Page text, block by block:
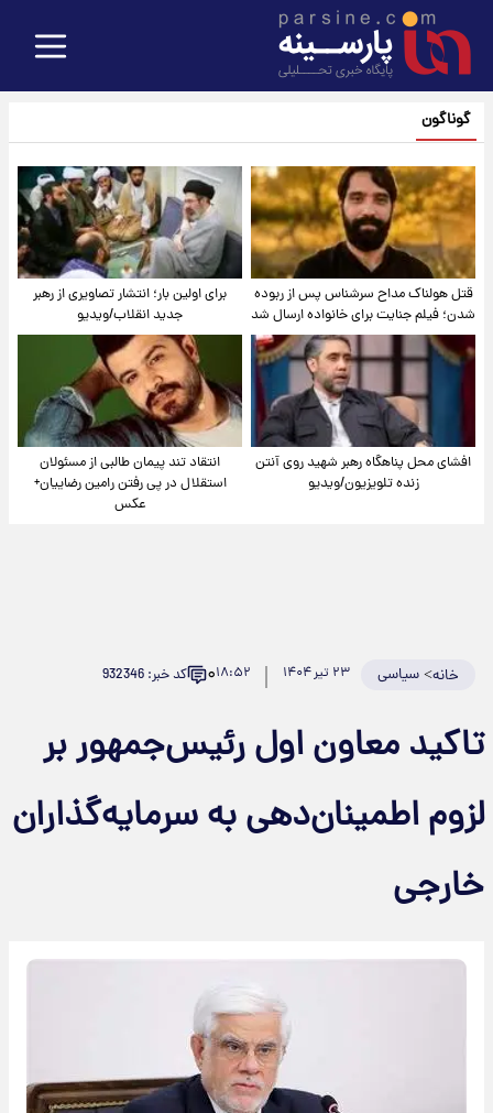
گوناگون
قتل هولناک مداح سرشناس پس از ربوده
شدن؛ فیلم جنایت برای خانواده ارسال شد
برای اولین بار؛ انتشار تصاویری از رهبر
جدید انقلاب/ویدیو
افشای محل پناهگاه‌ رهبر شهید روی آنتن
زنده تلویزیون/ویدیو
انتقاد تند پیمان طالبی از مسئولان
استقلال در پی رفتن رامین رضاییان+
عکس
خانه>سیاسی ۲۳ تیر ۱۴۰۴ ۱۸:۵۲۰ کد خبر: 932346
تاکید معاون اول رئیس‌جمهور بر
لزوم اطمینان‌دهی به سرمایه‌گذاران
خارجی